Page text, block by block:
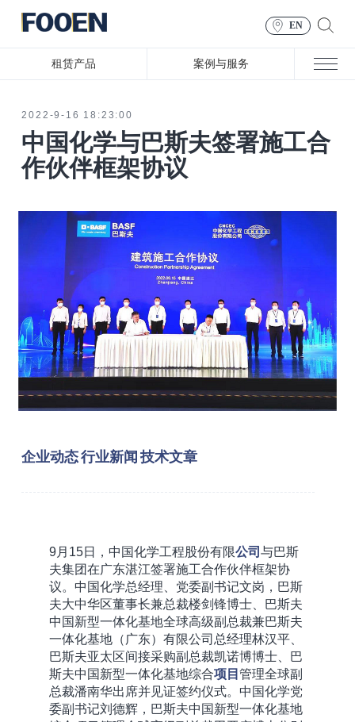
租赁产品 案例与服务
EN
2022-9-16 18:23:00
中国化学与巴斯夫签署施工合
作伙伴框架协议
企业动态行业新闻 技术文章
9月15日，中国化学工程股份有限公司与巴斯
夫集团在广东湛江签署施工合作伙伴框架协
议。中国化学总经理、党委副书记文岗，巴斯
夫大中华区董事长兼总裁楼剑锋博士、巴斯夫
中国新型一体化基地全球高级副总裁兼巴斯夫
一体化基地（广东）有限公司总经理林汉平、
巴斯夫亚太区间接采购副总裁凯诺博博士、巴
斯夫中国新型一体化基地综合项目管理全球副
总裁潘南华出席并见证签约仪式。中国化学党
委副书记刘德辉，巴斯夫中国新型一体化基地